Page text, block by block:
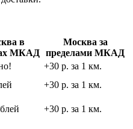
в
МКАД
Москва за
пределами МКАД
+30 р. за 1 км.
+30 р. за 1 км.
+30 р. за 1 км.